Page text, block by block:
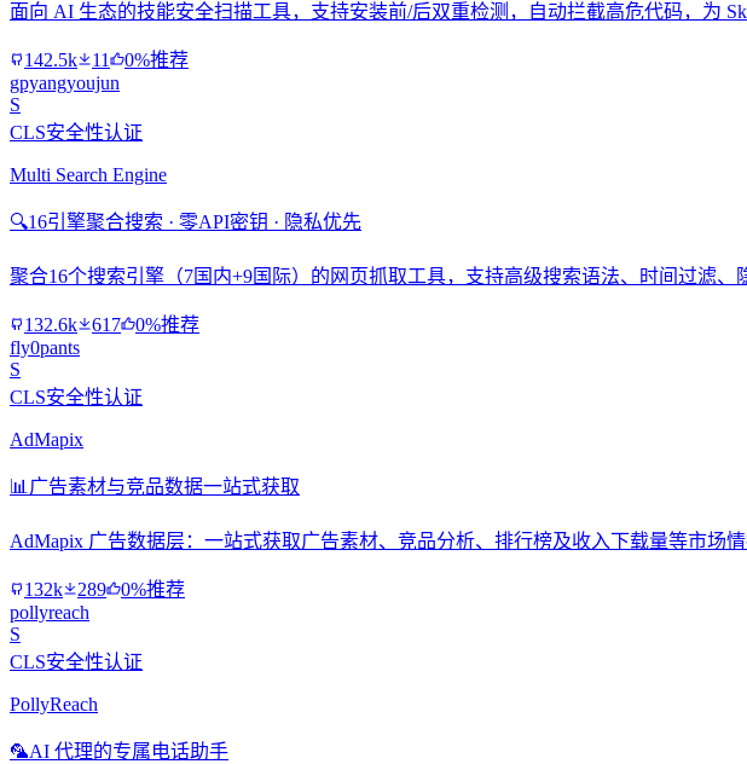
面向 AI 生态的技能安全扫描工具，支持安装前/后双重检测，自动拦截高危代码，为
142.5k 11
0%推荐
gpyangyoujun
S
CLS安全性认证
Multi Search Engine
🔍16引擎聚合搜索 · 零API密钥 · 隐私优先
聚合16个搜索引擎（7国内+9国际）的网页抓取工具，支持高级搜索语法、时间过滤、
132.6k 617
0%推荐
fly0pants
S
CLS安全性认证
AdMapix
📊 广告素材与竞品数据一站式获取
AdMapix 广告数据层：一站式获取广告素材、竞品分析、排行榜及收入下载量等市场
132k 289
0%推荐
pollyreach
S
CLS安全性认证
PollyReach
🦜AI 代理的专属电话助手